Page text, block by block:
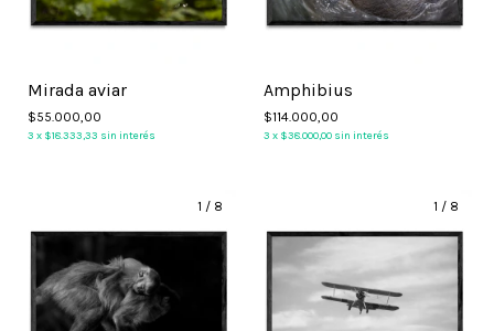
Mirada aviar
$55.000,00
3 x $18.333,33 sin interés
Amphibius
$114.000,00
3 x $38.000,00 sin interés
1 / 8 1 / 8